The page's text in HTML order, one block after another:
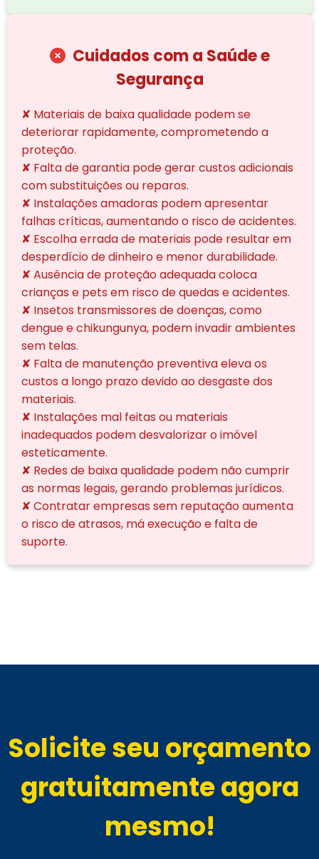
Cuidados com a Saúde e
Segurança
✘ Materiais de baixa qualidade podem se
deteriorar rapidamente, comprometendo a
proteção.
✘ Falta de garantia pode gerar custos adicionais
com substituições ou reparos.
✘ Instalações amadoras podem apresentar
falhas críticas, aumentando o risco de acidentes.
✘ Escolha errada de materiais pode resultar em
desperdício de dinheiro e menor durabilidade.
✘ Ausência de proteção adequada coloca
crianças e pets em risco de quedas e acidentes.
✘ Insetos transmissores de doenças, como
dengue e chikungunya, podem invadir ambientes
sem telas.
✘ Falta de manutenção preventiva eleva os
custos a longo prazo devido ao desgaste dos
materiais.
✘ Instalações mal feitas ou materiais
inadequados podem desvalorizar o imóvel
esteticamente.
✘ Redes de baixa qualidade podem não cumprir
as normas legais, gerando problemas jurídicos.
✘ Contratar empresas sem reputação aumenta
o risco de atrasos, má execução e falta de
suporte.
Solicite seu orçamento
gratuitamente agora
mesmo!